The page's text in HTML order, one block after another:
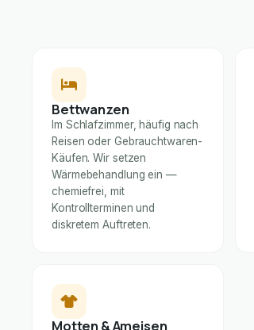
Bettwanzen
Im Schlafzimmer, häufig nach
Reisen oder Gebrauchtwaren-
Käufen. Wir setzen
Wärmebehandlung ein —
chemiefrei, mit
Kontrollterminen und
diskretem Auftreten.
Motten & Ameisen